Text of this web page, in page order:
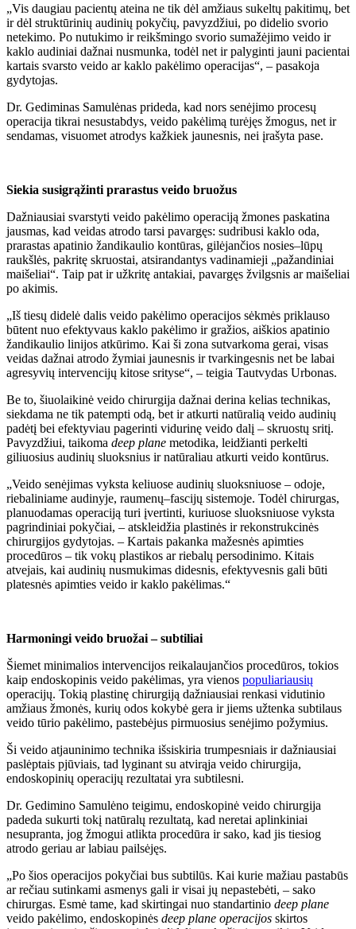
„Vis daugiau pacientų ateina ne tik dėl amžiaus sukeltų pakitimų, bet
ir dėl struktūrinių audinių pokyčių, pavyzdžiui, po didelio svorio
netekimo. Po nutukimo ir reikšmingo svorio sumažėjimo veido ir
kaklo audiniai dažnai nusmunka, todėl net ir palyginti jauni pacientai
kartais svarsto veido ar kaklo pakėlimo operacijas“, – pasakoja
gydytojas.
Dr. Gediminas Samulėnas prideda, kad nors senėjimo procesų
operacija tikrai nesustabdys, veido pakėlimą turėjęs žmogus, net ir
sendamas, visuomet atrodys kažkiek jaunesnis, nei įrašyta pase.
Siekia susigrąžinti prarastus veido bruožus
Dažniausiai svarstyti veido pakėlimo operaciją žmones paskatina
jausmas, kad veidas atrodo tarsi pavargęs: sudribusi kaklo oda,
prarastas apatinio žandikaulio kontūras, gilėjančios nosies–lūpų
raukšlės, pakritę skruostai, atsirandantys vadinamieji „pažandiniai
maišeliai“. Taip pat ir užkritę antakiai, pavargęs žvilgsnis ar maišeliai
po akimis.
„Iš tiesų didelė dalis veido pakėlimo operacijos sėkmės priklauso
būtent nuo efektyvaus kaklo pakėlimo ir gražios, aiškios apatinio
žandikaulio linijos atkūrimo. Kai ši zona sutvarkoma gerai, visas
veidas dažnai atrodo žymiai jaunesnis ir tvarkingesnis net be labai
agresyvių intervencijų kitose srityse“, – teigia Tautvydas Urbonas.
Be to, šiuolaikinė veido chirurgija dažnai derina kelias technikas,
siekdama ne tik patempti odą, bet ir atkurti natūralią veido audinių
padėtį bei efektyviau pagerinti vidurinę veido dalį – skruostų sritį.
Pavyzdžiui, taikoma deep plane metodika, leidžianti perkelti
giliuosius audinių sluoksnius ir natūraliau atkurti veido kontūrus.
„Veido senėjimas vyksta keliuose audinių sluoksniuose – odoje,
riebaliniame audinyje, raumenų–fascijų sistemoje. Todėl chirurgas,
planuodamas operaciją turi įvertinti, kuriuose sluoksniuose vyksta
pagrindiniai pokyčiai, – atskleidžia plastinės ir rekonstrukcinės
chirurgijos gydytojas. – Kartais pakanka mažesnės apimties
procedūros – tik vokų plastikos ar riebalų persodinimo. Kitais
atvejais, kai audinių nusmukimas didesnis, efektyvesnis gali būti
platesnės apimties veido ir kaklo pakėlimas.“
Harmoningi veido bruožai – subtiliai
Šiemet minimalios intervencijos reikalaujančios procedūros, tokios
kaip endoskopinis veido pakėlimas, yra vienos populiariausių
operacijų. Tokią plastinę chirurgiją dažniausiai renkasi vidutinio
amžiaus žmonės, kurių odos kokybė gera ir jiems užtenka subtilaus
veido tūrio pakėlimo, pastebėjus pirmuosius senėjimo požymius.
Ši veido atjauninimo technika išsiskiria trumpesniais ir dažniausiai
paslėptais pjūviais, tad lyginant su atvirąja veido chirurgija,
endoskopinių operacijų rezultatai yra subtilesni.
Dr. Gedimino Samulėno teigimu, endoskopinė veido chirurgija
padeda sukurti tokį natūralų rezultatą, kad neretai aplinkiniai
nesupranta, jog žmogui atlikta procedūra ir sako, kad jis tiesiog
atrodo geriau ar labiau pailsėjęs.
„Po šios operacijos pokyčiai bus subtilūs. Kai kurie mažiau pastabūs
ar rečiau sutinkami asmenys gali ir visai jų nepastebėti, – sako
chirurgas. Esmė tame, kad skirtingai nuo standartinio deep plane
veido pakėlimo, endoskopinės deep plane operacijos skirtos